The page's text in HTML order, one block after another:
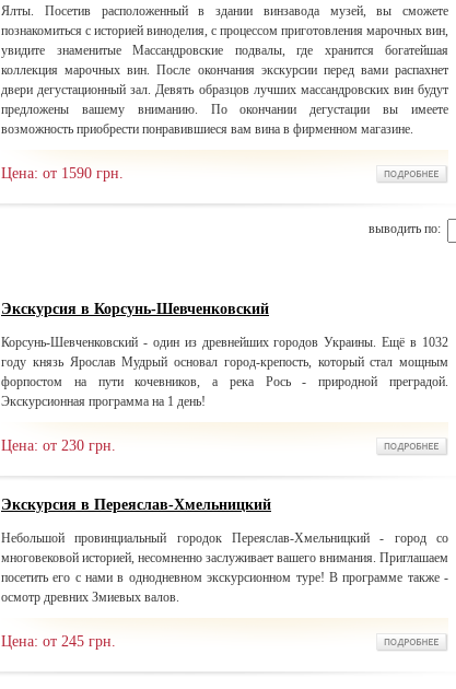
Ялты. Посетив расположенный в здании винзавода музей, вы сможете
познакомиться с историей виноделия, с процессом приготовления марочных вин,
увидите знаменитые Массандровские подвалы, где хранится богатейшая
коллекция марочных вин. После окончания экскурсии перед вами распахнет
двери дегустационный зал. Девять образцов лучших массандровских вин будут
предложены вашему вниманию. По окончании дегустации вы имеете
возможность приобрести понравившиеся вам вина в фирменном магазине.
Цена: от 1590 грн.
выводить по:
Экскурсия в Корсунь-Шевченковский
Корсунь-Шевченковский - один из древнейших городов Украины. Ещё в 1032
году князь Ярослав Мудрый основал город-крепость, который стал мощным
форпостом на пути кочевников, а река Рось - природной преградой.
Экскурсионная программа на 1 день!
Цена: от 230 грн.
Экскурсия в Переяслав-Хмельницкий
Небольшой провинциальный городок Переяслав-Хмельницкий - город со
многовековой историей, несомненно заслуживает вашего внимания. Приглашаем
посетить его с нами в однодневном экскурсионном туре! В программе также -
осмотр древних Змиевых валов.
Цена: от 245 грн.